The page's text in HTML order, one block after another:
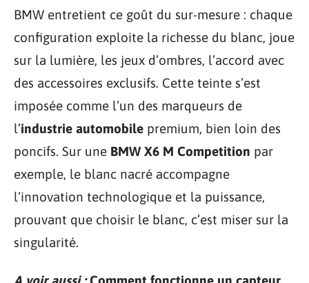
BMW entretient ce goût du sur-mesure : chaque
configuration exploite la richesse du blanc, joue
sur la lumière, les jeux d’ombres, l’accord avec
des accessoires exclusifs. Cette teinte s’est
imposée comme l’un des marqueurs de
l’industrie automobile premium, bien loin des
poncifs. Sur une BMW X6 M Competition par
exemple, le blanc nacré accompagne
l’innovation technologique et la puissance,
prouvant que choisir le blanc, c’est miser sur la
singularité.